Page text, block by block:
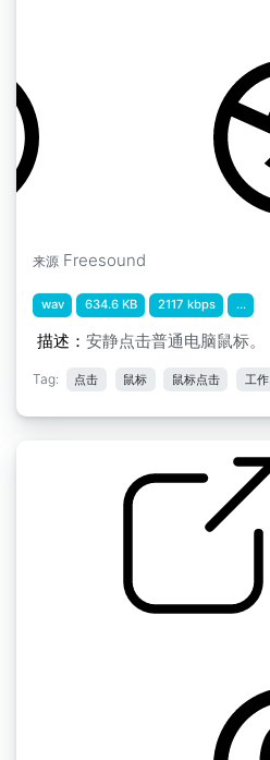
来源 Freesound
wav 634.6 KB 2117 kbps ...
描述： 安静点击普通电脑鼠标。
Tag: 点击 鼠标 鼠标点击 工作